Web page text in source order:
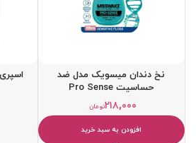
نخ دندان میسویک مدل ضد
حساسیت Pro Sense
تومان۲۱۸,۰۰۰
افزودن به سبد خرید